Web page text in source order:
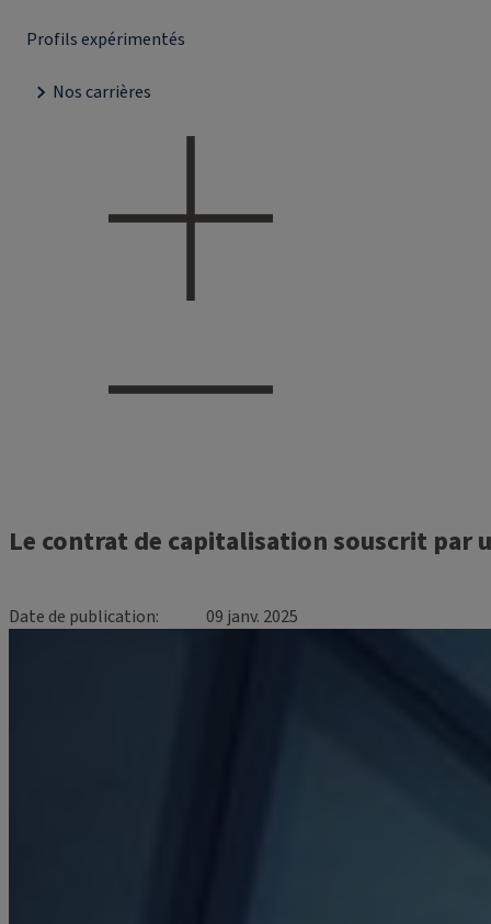
Profils expérimentés
Nos carrières
Le contrat de capitalisation souscrit par
Date de publication 09 janv. 2025